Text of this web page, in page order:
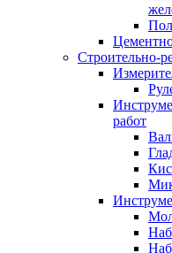
Строительно-
работ